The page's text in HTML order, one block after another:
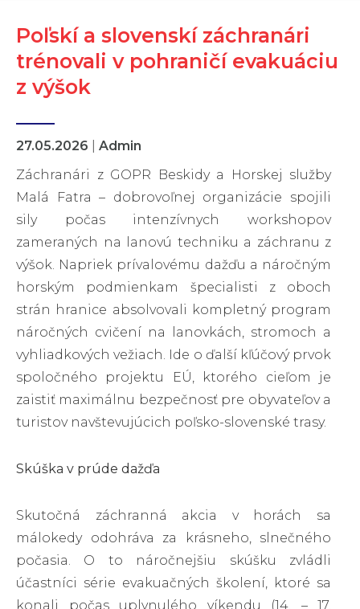
Poľskí a slovenskí záchranári
trénovali v pohraničí evakuáciu
z výšok
27.05.2026
Admin
Záchranári z GOPR Beskidy a Horskej služby
Malá Fatra – dobrovoľnej organizácie spojili
sily počas intenzívnych workshopov
zameraných na lanovú techniku a záchranu z
výšok. Napriek prívalovému dažďu a náročným
horským podmienkam špecialisti z oboch
strán hranice absolvovali kompletný program
náročných cvičení na lanovkách, stromoch a
vyhliadkových vežiach. Ide o ďalší kľúčový prvok
spoločného projektu EÚ, ktorého cieľom je
zaistiť maximálnu bezpečnosť pre obyvateľov a
turistov navštevujúcich poľsko-slovenské trasy.
Skúška v prúde dažďa
Skutočná záchranná akcia v horách sa
málokedy odohráva za krásneho, slnečného
počasia. O to náročnejšiu skúšku zvládli
účastníci série evakuačných školení, ktoré sa
konali počas uplynulého víkendu (14. – 17.